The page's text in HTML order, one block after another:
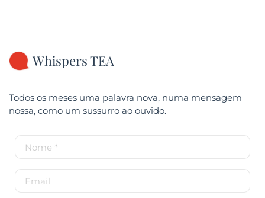
Whispers TEA
Todos os meses uma palavra nova, numa mensagem
nossa, como um sussurro ao ouvido.